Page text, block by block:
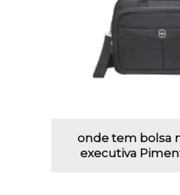
onde tem bolsa
executiva